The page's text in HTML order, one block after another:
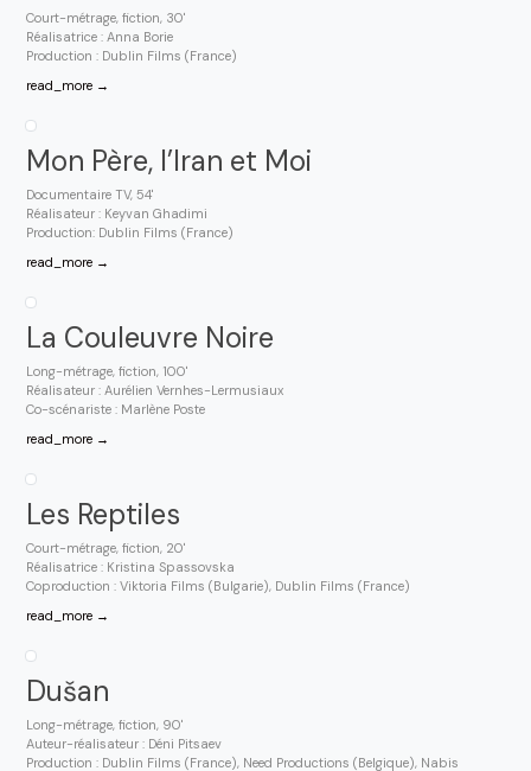
Court-métrage, fiction, 30'
Réalisatrice : Anna Borie
Production : Dublin Films (France)
read_more →
Mon Père, l’Iran et Moi
Documentaire TV, 54'
Réalisateur : Keyvan Ghadimi
Production: Dublin Films (France)
read_more →
La Couleuvre Noire
Long-métrage, fiction, 100'
Réalisateur : Aurélien Vernhes-Lermusiaux
Co-scénariste : Marlène Poste
read_more →
Les Reptiles
Court-métrage, fiction, 20'
Réalisatrice : Kristina Spassovska
Coproduction : Viktoria Films (Bulgarie), Dublin Films (France)
read_more →
Dušan
Long-métrage, fiction, 90'
Auteur-réalisateur : Déni Pitsaev
Production : Dublin Films (France), Need Productions (Belgique), Nabis